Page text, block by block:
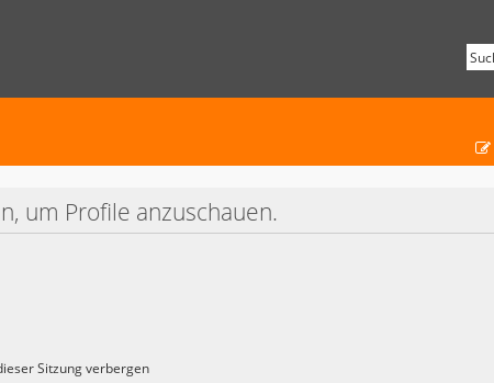
um Profile anzuschauen.
Sitzung verbergen